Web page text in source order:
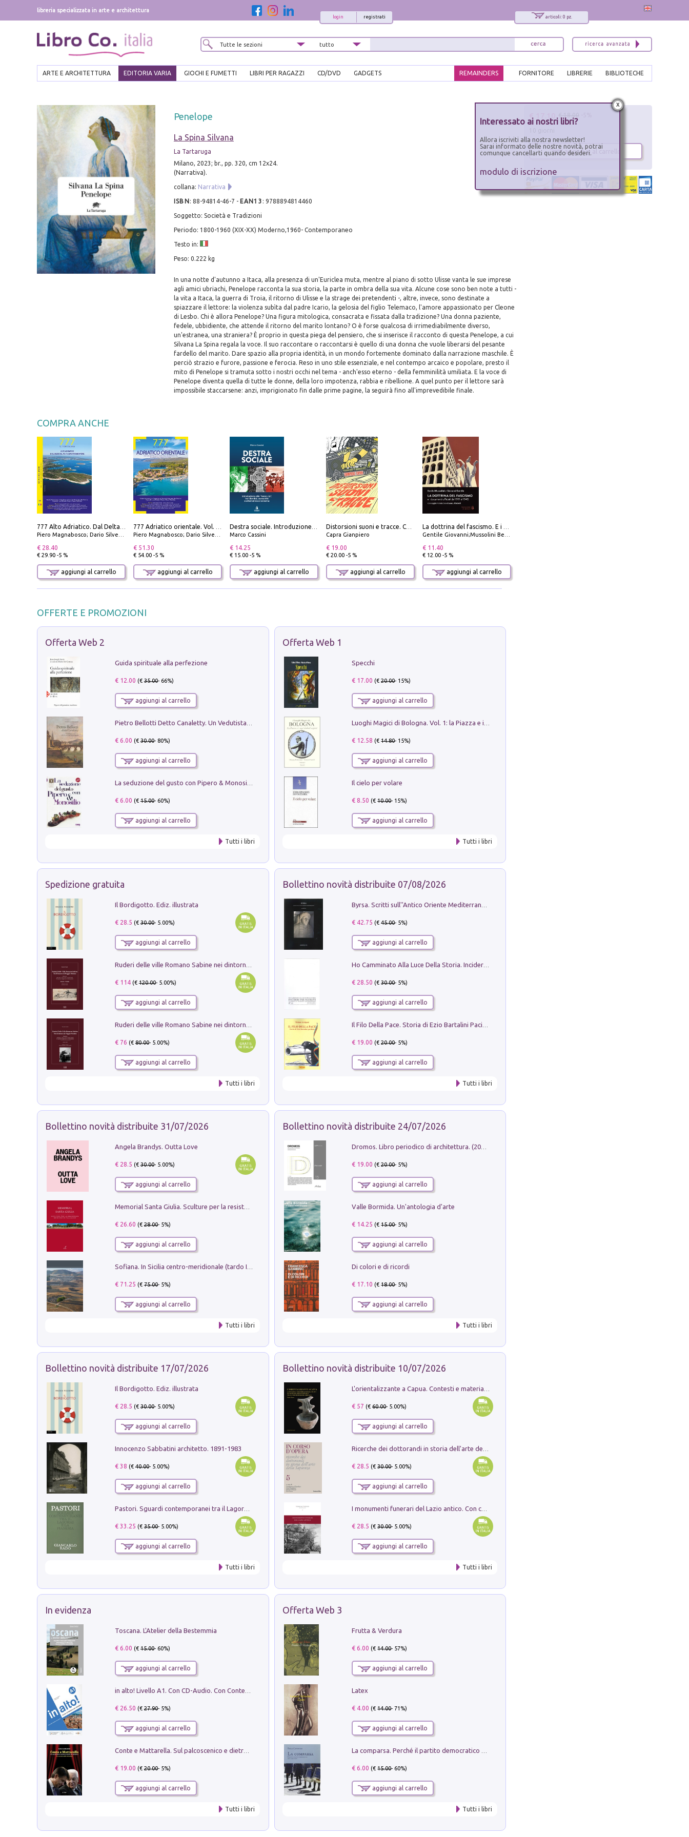
libreria specializzata in arte e architettura
articoli: 0 pz.
registrati
login
ARTE E ARCHITETTURA EDITORIA VARIA GIOCHI E FUMETTI LIBRI PER RAGAZZI CD/DVD GADGETS BIBLIOTECHE
LIBRERIE
FORNITORE
REMAINDERS
Penelope
La Spina Silvana
La Tartaruga
Milano, 2023; br., pp. 320, cm 12x24.
(Narrativa).
collana: Narrativa
ISBN : 88-94814-46-7 - EAN13 : 9788894814460
Soggetto: Società e Tradizioni
Periodo: 1800-1960 (XIX-XX) Moderno,1960- Contemporaneo
Testo in:
Peso: 0.222 kg
In una notte d'autunno a Itaca, alla presenza di un'Euriclea muta, mentre al piano di sotto Ulisse vanta le sue imprese
agli amici ubriachi, Penelope racconta la sua storia, la parte in ombra della sua vita. Alcune cose sono ben note a tutti -
la vita a Itaca, la guerra di Troia, il ritorno di Ulisse e la strage dei pretendenti -, altre, invece, sono destinate a
spiazzare il lettore: la violenza subìta dal padre Icario, la gelosia del figlio Telemaco, l'amore appassionato per Cleone
di Lesbo. Chi è allora Penelope? Una figura mitologica, consacrata e fissata dalla tradizione? Una donna paziente,
fedele, ubbidiente, che attende il ritorno del marito lontano? O è forse qualcosa di irrimediabilmente diverso,
un'estranea, una straniera? È proprio in questa piega del pensiero, che si inserisce il racconto di questa Penelope, a cui
Silvana La Spina regala la voce. Il suo raccontare o raccontarsi è quello di una donna che vuole liberarsi del pesante
fardello del marito. Dare spazio alla propria identità, in un mondo fortemente dominato dalla narrazione maschile. È
perciò strazio e furore, passione e ferocia. Reso in uno stile essenziale, e nel contempo arcaico e popolare, presto il
mito di Penelope si tramuta sotto i nostri occhi nel tema - anch'esso eterno - della femminilità umiliata. E la voce di
Penelope diventa quella di tutte le donne, della loro impotenza, rabbia e ribellione. A quel punto per il lettore sarà
impossibile staccarsene: anzi, imprigionato fin dalle prime pagine, la seguirà fino all'imprevedibile finale.
COMPRA ANCHE
Piero Magnabosco; Dario Silvestro; Marco Sbrizzi
€ 28.40
€ 29.90 -5 %
aggiungi al carrello
Piero Magnabosco; Dario Silvestro; Marco Sbrizzi
€ 51.30
€ 54.00 -5 %
aggiungi al carrello
Marco Cassini
€ 14.25
€ 15.00 -5 %
aggiungi al carrello
Capra Gianpiero
€ 19.00
€ 20.00 -5 %
aggiungi al carrello
Gentile Giovanni;Mussolini Benito
€ 11.40
€ 12.00 -5 %
aggiungi al carrello
OFFERTE E PROMOZIONI
Offerta Web 2
Guida spirituale alla perfezione
€ 12.00 (€35.00- 66%)
aggiungi al carrello
€ 6.00 (€30.00- 80%)
aggiungi al carrello
€ 6.00 (€15.00- 60%)
aggiungi al carrello
Tutti i libri
Offerta Web 1
Specchi
€ 17.00 (€20.00- 15%)
aggiungi al carrello
€ 12.58 (€14.80- 15%)
aggiungi al carrello
Il cielo per volare
€ 8.50 (€10.00- 15%)
aggiungi al carrello
Tutti i libri
Spedizione gratuita
Il Bordigotto. Ediz. illustrata
€ 28.5 (€30.00- 5.00%)
aggiungi al carrello
€ 114(€120.00- 5.00%)
aggiungi al carrello
€ 76 (€80.00- 5.00%)
aggiungi al carrello
Tutti i libri
Bollettino novità distribuite 07/08/2026
€ 42.75 (€45.00- 5%)
aggiungi al carrello
€ 28.50 (€30.00- 5%)
aggiungi al carrello
€ 19.00 (€20.00- 5%)
aggiungi al carrello
Tutti i libri
Bollettino novità distribuite 31/07/2026
Angela Brandys. Outta Love
€ 28.5 (€30.00- 5.00%)
aggiungi al carrello
Memorial Santa Giulia. Sculture per la resistenza Monchio di Palagano
€ 26.60 (€28.00- 5%)
aggiungi al carrello
€ 71.25 (€75.00- 5%)
aggiungi al carrello
Tutti i libri
Bollettino novità distribuite 24/07/2026
€ 19.00 (€20.00- 5%)
aggiungi al carrello
Valle Bormida. Un'antologia d'arte
€ 14.25 (€15.00- 5%)
aggiungi al carrello
Di colori e di ricordi
€ 17.10 (€18.00- 5%)
aggiungi al carrello
Tutti i libri
Bollettino novità distribuite 17/07/2026
Il Bordigotto. Ediz. illustrata
€ 28.5 (€30.00- 5.00%)
aggiungi al carrello
Innocenzo Sabbatini architetto. 1891-1983
€ 38 (€40.00- 5.00%)
aggiungi al carrello
Pastori. Sguardi contemporanei tra il Lagorai e la pianura. Ediz. illustrata
€ 33.25 (€35.00- 5.00%)
aggiungi al carrello
Tutti i libri
Bollettino novità distribuite 10/07/2026
€ 57 (€60.00- 5.00%)
aggiungi al carrello
€ 28.5 (€30.00- 5.00%)
aggiungi al carrello
€ 28.5 (€30.00- 5.00%)
aggiungi al carrello
Tutti i libri
In evidenza
Toscana. L'Atelier della Bestemmia
€ 6.00 (€15.00- 60%)
aggiungi al carrello
€ 26.50 (€27.90- 5%)
aggiungi al carrello
Conte e Mattarella. Sul palcoscenico e dietro le quinte del Quirinale. Un racconto sulle istituzioni
€ 19.00 (€20.00- 5%)
aggiungi al carrello
Tutti i libri
Offerta Web 3
Frutta & Verdura
€ 6.00 (€14.00- 57%)
aggiungi al carrello
Latex
€ 4.00 (€14.00- 71%)
aggiungi al carrello
€ 6.00 (€15.00- 60%)
aggiungi al carrello
Tutti i libri
€ 17.10
aggiungi al carrello
x
Interessato ai nostri libri?
Allora iscriviti alla nostra newsletter!
Sarai informato delle nostre novità, potrai
comunque cancellarti quando desideri.
modulo di iscrizione